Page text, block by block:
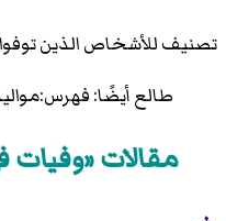
تصنيف للأشخاص الذين
طالع أيضًا:
مقالات «وفيات